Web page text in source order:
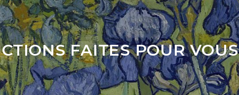
FAITES POUR VOUS